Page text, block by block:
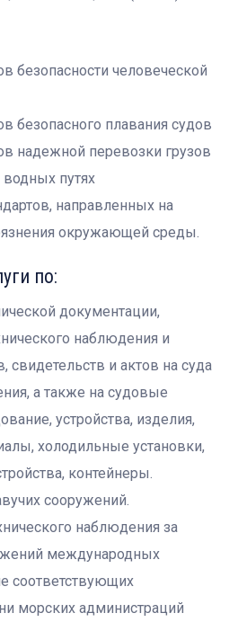
безопасности человеческой
безопасного плавания судов
надежной перевозки грузов
путях
направленных на
окружающей среды.
по:
документации,
наблюдения и
свидетельств и актов на суда
а также на судовые
устройства, изделия,
холодильные установки,
контейнеры.
сооружений.
наблюдения за
международных
соответствующих
морских администраций